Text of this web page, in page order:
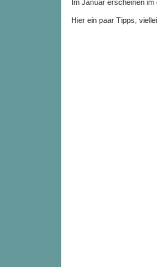
Im Januar erscheinen
Hier ein paar Tipps,